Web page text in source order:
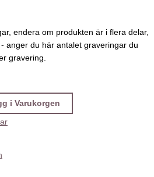
endera om produkten är i flera delar,
anger du här antalet graveringar du
gravering.
i Varukorgen